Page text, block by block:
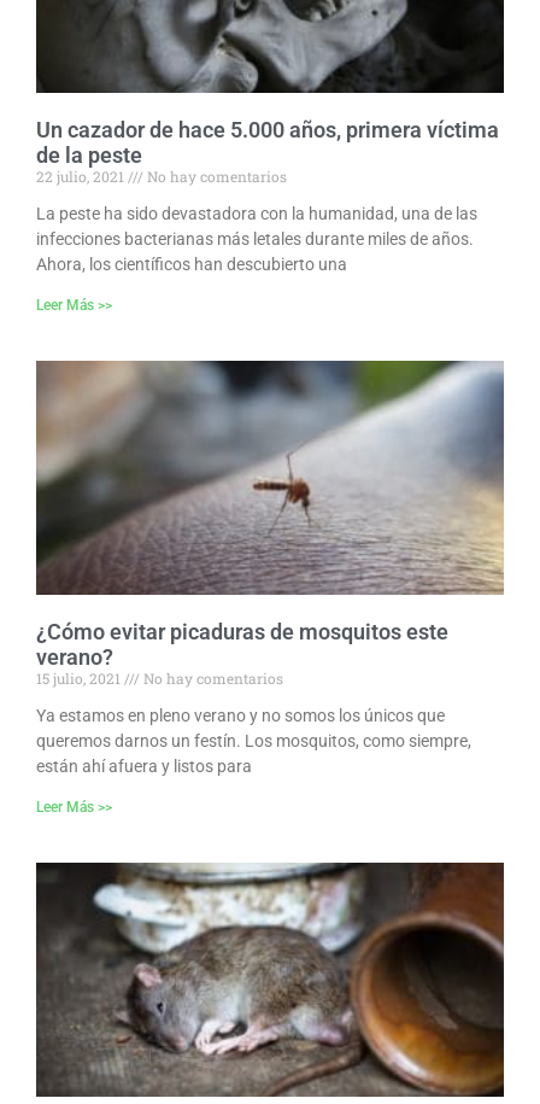
Un cazador de hace 5.000 años, primera víctima
de la peste
22 julio, 2021
No hay comentarios
La peste ha sido devastadora con la humanidad, una de las
infecciones bacterianas más letales durante miles de años.
Ahora, los científicos han descubierto una
Leer Más >>
¿Cómo evitar picaduras de mosquitos este
verano?
15 julio, 2021
No hay comentarios
Ya estamos en pleno verano y no somos los únicos que
queremos darnos un festín. Los mosquitos, como siempre,
están ahí afuera y listos para
Leer Más >>